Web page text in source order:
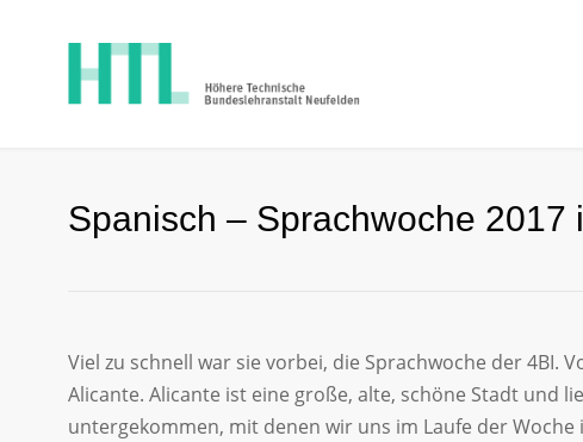
Spanisch – Sprachwoche 2017
Viel zu schnell war sie vorbei, die Sprachwoche der 4BI.
Alicante. Alicante ist eine große, alte, schöne Stadt und
untergekommen, mit denen wir uns im Laufe der